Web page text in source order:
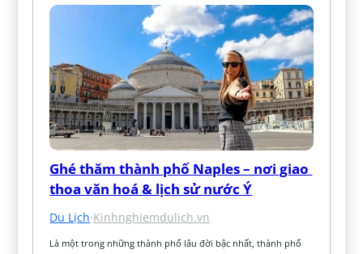
Ghé thăm thành phố Naples – nơi giao
thoa văn hoá & lịch sử nước Ý
Du Lịch·Kinhnghiemdulich.vn
Là một trong những thành phố lâu đời bậc nhất, thành phố